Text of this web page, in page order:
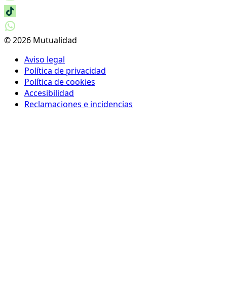
© 2026 Mutualidad
Aviso legal
Política de privacidad
Política de cookies
Accesibilidad
Reclamaciones e incidencias